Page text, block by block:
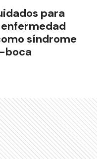
para
síndrome
boca